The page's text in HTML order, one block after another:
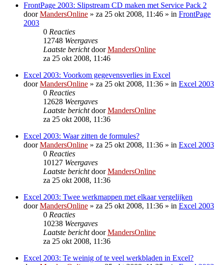
FrontPage 2003: Slipstream CD maken met Service Pack 2
doorMandersOnline » za 25 okt 2008, 11:46 » in FrontPage
2003
0 Reacties
12748 Weergaves
Laatste berichtdoorMandersOnline
za 25 okt 2008, 11:46
Excel 2003: Voorkom gegevensverlies in Excel
doorMandersOnline » za 25 okt 2008, 11:36 » in Excel 2003
0 Reacties
12628 Weergaves
Laatste berichtdoorMandersOnline
za 25 okt 2008, 11:36
Excel 2003: Waar zitten de formules?
doorMandersOnline » za 25 okt 2008, 11:36 » in Excel 2003
0 Reacties
10127 Weergaves
Laatste berichtdoorMandersOnline
za 25 okt 2008, 11:36
Excel 2003: Twee werkmappen met elkaar vergelijken
doorMandersOnline » za 25 okt 2008, 11:36 » in Excel 2003
0 Reacties
10238 Weergaves
Laatste berichtdoorMandersOnline
za 25 okt 2008, 11:36
Excel 2003: Te weinig of te veel werkbladen in Excel?